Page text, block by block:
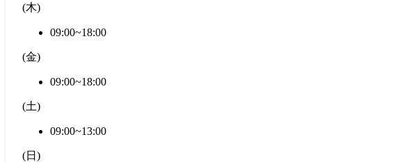
(木)
09:00~18:00
(金)
09:00~18:00
(土)
09:00~13:00
(日 )